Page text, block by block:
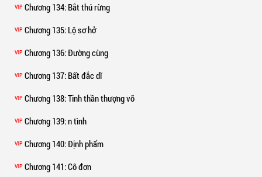
VIP Chương 134: Bắt thú rừng
VIP Chương 135: Lộ sơ hở
VIP Chương 136: Đường cùng
VIP Chương 137: Bất đắc dĩ
VIP Chương 138: Tinh thần thượng võ
VIP Chương 139: n tình
VIP Chương 140: Định phẩm
VIP Chương 141: Cô đơn